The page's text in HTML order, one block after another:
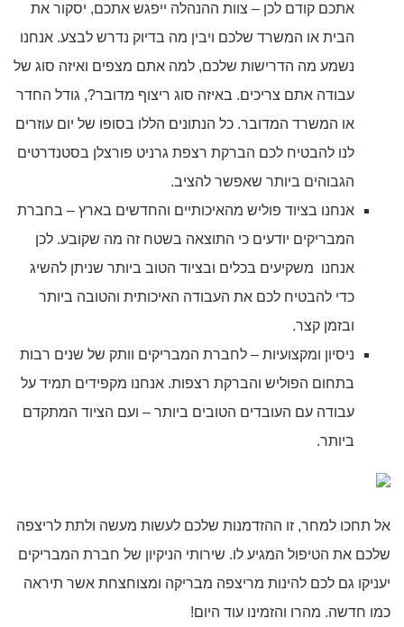
אתכם קודם לכן – צוות ההנהלה ייפגש אתכם, יסקור את
הבית או המשרד שלכם ויבין מה בדיוק נדרש לבצע. אנחנו
נשמע מה הדרישות שלכם, למה אתם מצפים ואיזה סוג של
עבודה אתם צריכים. באיזה סוג ריצוף מדובר?, גודל החדר
או המשרד המדובר. כל הנתונים הללו בסופו של יום עוזרים
לנו להבטיח לכם הברקת רצפת גרניט פורצלן בסטנדרטים
הגבוהים ביותר שאפשר להציב.
אנחנו בציוד פוליש מהאיכותיים והחדשים בארץ – בחברת
המבריקים יודעים כי התוצאה בשטח זה מה שקובע. לכן
אנחנו משקיעים בכלים ובציוד הטוב ביותר שניתן להשיג
כדי להבטיח לכם את העבודה האיכותית והטובה ביותר
ובזמן קצר.
ניסיון ומקצועיות – לחברת המבריקים וותק של שנים רבות
בתחום הפוליש והברקת רצפות. אנחנו מקפידים תמיד על
עבודה עם העובדים הטובים ביותר – ועם הציוד המתקדם
ביותר.
אל תחכו למחר, זו ההזדמנות שלכם לעשות מעשה ולתת לריצפה
שלכם את הטיפול המגיע לו. שירותי הניקיון של חברת המבריקים
יעניקו גם לכם להינות מריצפה מבריקה ומצוחצחת אשר תיראה
כמו חדשה. מהרו והזמינו עוד היום!